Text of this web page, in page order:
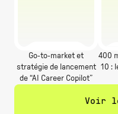
Go-to-market et
stratégie de lancement
de “AI Career Copilot”
400
10 :
Voir